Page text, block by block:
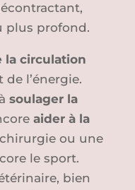
plus profond.
la circulation
l’énergie.
soulager la
aider à la
ou une
le sport.
bien